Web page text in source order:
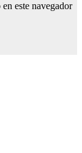
este navegador